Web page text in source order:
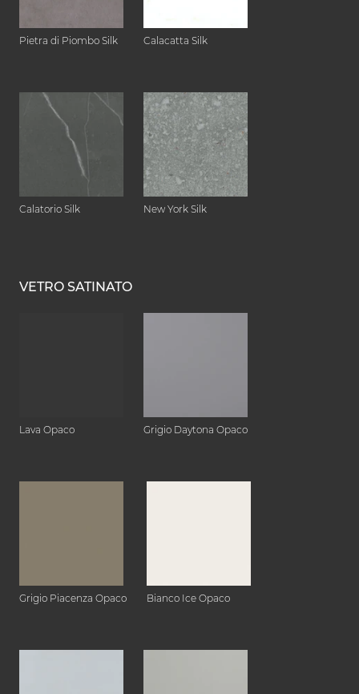
Pietra di Piombo Silk Calacatta Silk
Calatorio Silk New York Silk
VETRO SATINATO
Lava Opaco Grigio Daytona Opaco
Grigio Piacenza Opaco Bianco Ice Opaco